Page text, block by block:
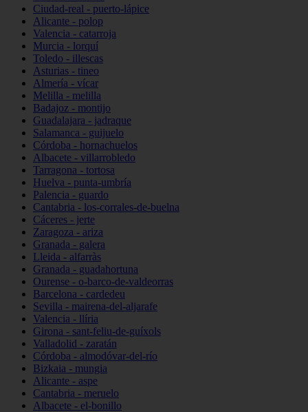
Ciudad-real - puerto-lápice
Alicante - polop
Valencia - catarroja
Murcia - lorquí
Toledo - illescas
Asturias - tineo
Almería - vícar
Melilla - melilla
Badajoz - montijo
Guadalajara - jadraque
Salamanca - guijuelo
Córdoba - hornachuelos
Albacete - villarrobledo
Tarragona - tortosa
Huelva - punta-umbría
Palencia - guardo
Cantabria - los-corrales-de-buelna
Cáceres - jerte
Zaragoza - ariza
Granada - galera
Lleida - alfarràs
Granada - guadahortuna
Ourense - o-barco-de-valdeorras
Barcelona - cardedeu
Sevilla - mairena-del-aljarafe
Valencia - llíria
Girona - sant-feliu-de-guíxols
Valladolid - zaratán
Córdoba - almodóvar-del-río
Bizkaia - mungia
Alicante - aspe
Cantabria - meruelo
Albacete - el-bonillo